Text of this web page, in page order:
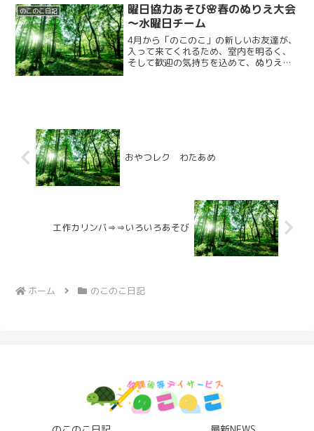
り，少し変化を加えまし...
のこのこ日記
曜日協力あそび🌸春のぬりえ大会
～水曜日チーム
4月から「のこのこ」の新しいお友達が、
入って来てくれるため、室内を明るく、
そして歓迎の気持ちを込めて、ぬりえを
おやつレク わたあめ
工作カリンバ⇒⇒いろいろあそび
ホーム のこのこ日記